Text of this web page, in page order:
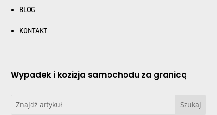
BLOG
KONTAKT
Wypadek i kozizja samochodu za granicą